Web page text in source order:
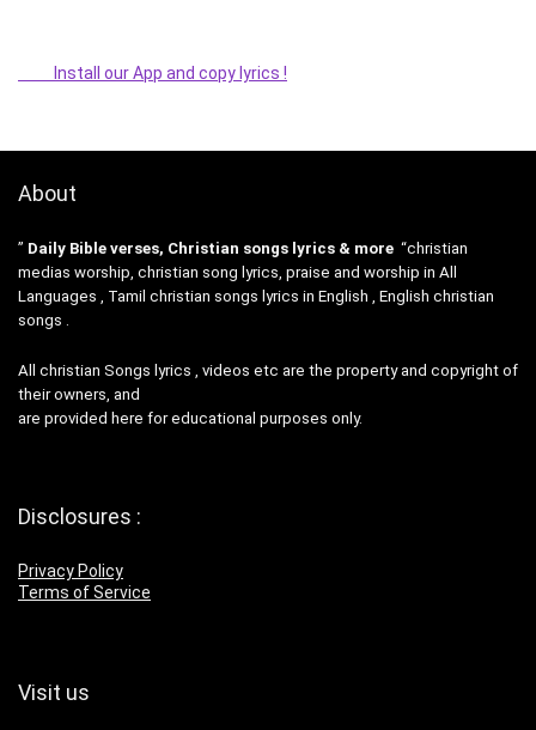
Install our App and copy lyrics !
About
” Daily Bible verses, Christian songs lyrics & more “christian
medias worship, christian song lyrics, praise and worship in All
Languages , Tamil christian songs lyrics in English , English christian
songs .
All christian Songs lyrics , videos etc are the property and copyright of
their owners, and
are provided here for educational purposes only.
Disclosures :
Privacy Policy
Terms of Service
Visit us